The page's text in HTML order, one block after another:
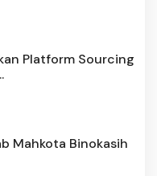
Platform Sourcing
Mahkota Binokasih